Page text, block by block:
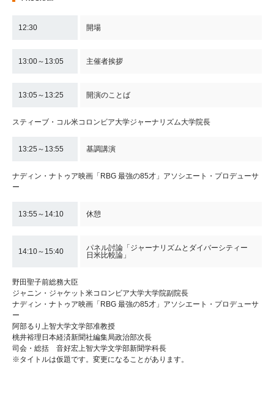
12:30 開場
13:00～13:05 主催者挨拶
13:05～13:25 開演のことば
スティーブ・コル米コロンビア大学ジャーナリズム大学院長
13:25～13:55 基調講演
ナディン・ナトゥア映画「RBG 最強の85才」アソシエート・プロデューサ
ー
13:55～14:10 休憩
14:10～15:40
パネル討論「ジャーナリズムとダイバーシティー
日米比較論」
野田聖子前総務大臣
ジャニン・ジャケット米コロンビア大学大学院副院長
ナディン・ナトゥア映画「RBG 最強の85才」アソシエート・プロデューサ
ー
阿部るり上智大学文学部准教授
桃井裕理日本経済新聞社編集局政治部次長
司会・総括 音好宏上智大学文学部新聞学科長
※タイトルは仮題です。変更になることがあります。